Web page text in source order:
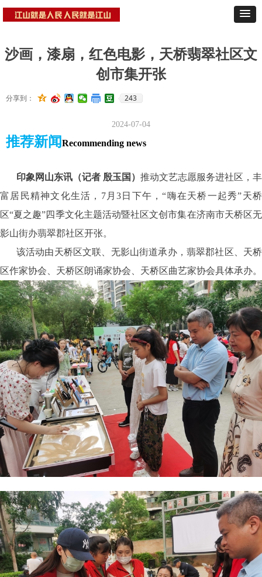
沙画，漆扇，红色电影，天桥翡翠社区文
创市集开张
印象网山东讯（记者 殷玉国） 推动文艺志愿服务进社区，丰
富居民精神文化生活，7月3日下午，“嗨在天桥一起秀”天桥
区“夏之趣”四季文化主题活动暨社区文创市集在济南市天桥区无
影山街办翡翠郡社区开张。
该活动由天桥区文联、无影山街道承办，翡翠郡社区、天桥
区作家协会、天桥区朗诵家协会、天桥区曲艺家协会具体承办。
2024-07-04
推荐新闻 Recommending news
分享到： 243